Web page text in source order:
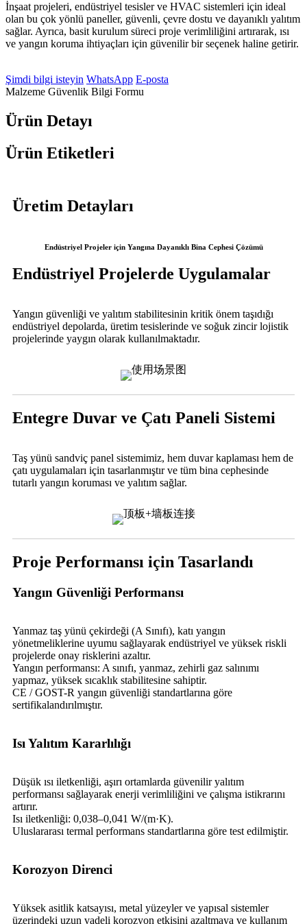
İnşaat projeleri, endüstriyel tesisler ve HVAC sistemleri için ideal
olan bu çok yönlü paneller, güvenli, çevre dostu ve dayanıklı yalıtım
sağlar. Ayrıca, basit kurulum süreci proje verimliliğini artırarak, ısı
ve yangın koruma ihtiyaçları için güvenilir bir seçenek haline getirir.
Şimdi bilgi isteyin WhatsApp E-posta
Malzeme Güvenlik Bilgi Formu
Ürün Detayı
Ürün Etiketleri
Üretim Detayları
Endüstriyel Projeler için Yangına Dayanıklı Bina Cephesi Çözümü
Endüstriyel Projelerde Uygulamalar
Yangın güvenliği ve yalıtım stabilitesinin kritik önem taşıdığı
endüstriyel depolarda, üretim tesislerinde ve soğuk zincir lojistik
projelerinde yaygın olarak kullanılmaktadır.
Entegre Duvar ve Çatı Paneli Sistemi
Taş yünü sandviç panel sistemimiz, hem duvar kaplaması hem de
çatı uygulamaları için tasarlanmıştır ve tüm bina cephesinde
tutarlı yangın koruması ve yalıtım sağlar.
Proje Performansı için Tasarlandı
Yangın Güvenliği Performansı
Yanmaz taş yünü çekirdeği (A Sınıfı), katı yangın
yönetmeliklerine uyumu sağlayarak endüstriyel ve yüksek riskli
projelerde onay risklerini azaltır.
Yangın performansı: A sınıfı, yanmaz, zehirli gaz salınımı
yapmaz, yüksek sıcaklık stabilitesine sahiptir.
CE / GOST-R yangın güvenliği standartlarına göre
sertifikalandırılmıştır.
Isı Yalıtım Kararlılığı
Düşük ısı iletkenliği, aşırı ortamlarda güvenilir yalıtım
performansı sağlayarak enerji verimliliğini ve çalışma istikrarını
artırır.
Isı iletkenliği: 0,038–0,041 W/(m·K).
Uluslararası termal performans standartlarına göre test edilmiştir.
Korozyon Direnci
Yüksek asitlik katsayısı, metal yüzeyler ve yapısal sistemler
üzerindeki uzun vadeli korozyon etkisini azaltmaya ve kullanım